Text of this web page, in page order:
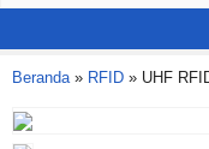
Beranda» RFID » UHF